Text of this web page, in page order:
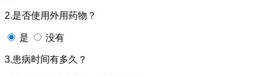
2.是否使用外用药物？
是 没有
3.患病时间有多久？